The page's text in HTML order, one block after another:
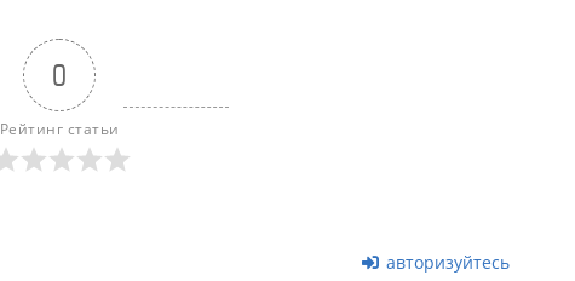
0
Рейтинг статьи
авторизуйтесь